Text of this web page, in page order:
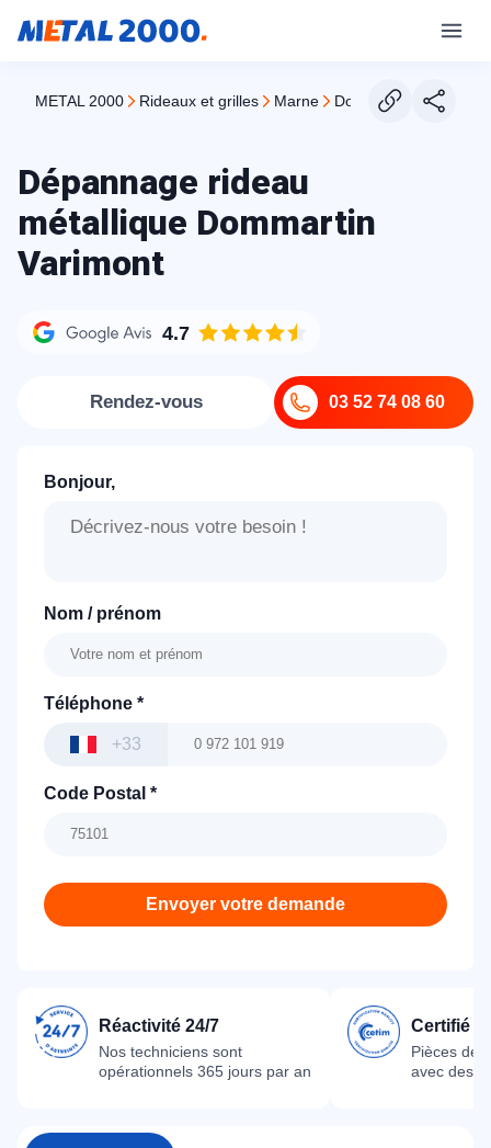
METAL 2000 rideaux et grilles marne dommartin varimont
Dépannage rideau
métallique Dommartin
Varimont
4.7
03 52 74 08 60
Rendez-vous
Bonjour,
Nom / prénom
Téléphone *
+33
Code Postal *
Envoyer votre demande
Réactivité 24/7
Nos techniciens sont
opérationnels 365 jours par an
Certifié
Pièces
avec des